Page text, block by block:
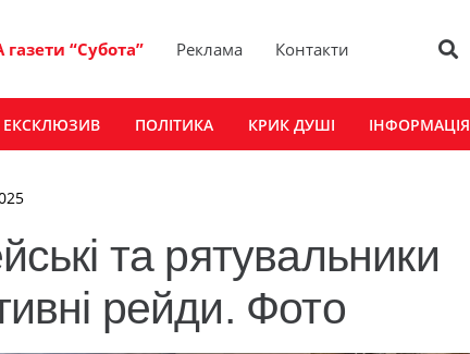
“Субота” Реклама Контакти
ЕКСКЛЮЗИВ ПОЛІТИКА КРИК ДУШІ ІНФОРМАЦІЯ
та рятувальники
рейди. Фото